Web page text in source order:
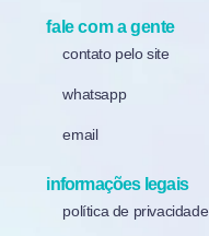
fale com a gente
contato pelo site
whatsapp
email
informações legais
política de privacidade